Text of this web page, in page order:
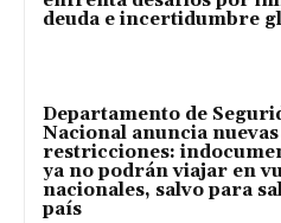
deuda e incertidumbre
Departamento de
Nacional anuncia nuevas
restricciones:
ya no podrán viajar en
nacionales, salvo para
país